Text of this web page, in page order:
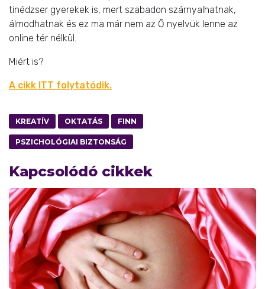
tinédzser gyerekek is, mert szabadon szárnyalhatnak,
álmodhatnak és ez ma már nem az Ő nyelvük lenne az
online tér nélkül.
Miért is?
A cikk ITT folytatódik.
KREATÍV OKTATÁS FINN
PSZICHOLÓGIAI BIZTONSÁG
Kapcsolódó cikkek